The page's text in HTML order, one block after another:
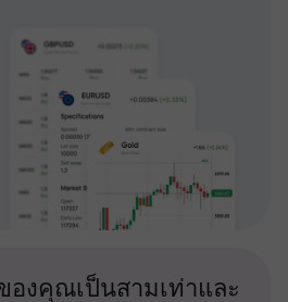
องคุณเป็นสามเท่าและ